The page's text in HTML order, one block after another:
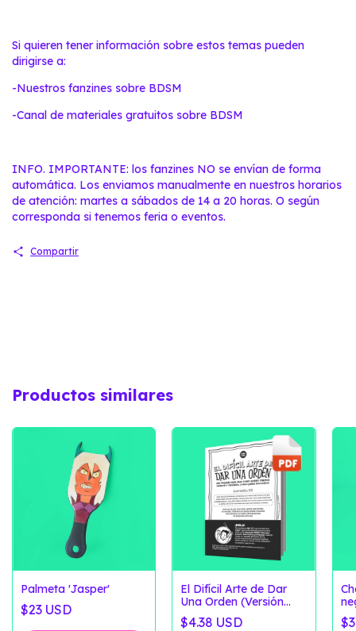
Si quieren tener información sobre estos temas pueden
dirigirse a:
-Nuestros fanzines sobre BDSM
-Canal de materiales gratuitos sobre BDSM
INFO. IMPORTANTE: los fanzines NO se envían de forma
automática. Los enviamos manualmente en nuestros horarios
de atención: martes a sábados de 14 a 20 horas. O según
corresponda si tenemos feria o eventos.
Compartir
Productos similares
Palmeta 'Jasper'
$23 USD
El Difícil Arte de Dar
Una Orden (Versión
Digital)
$4.38 USD